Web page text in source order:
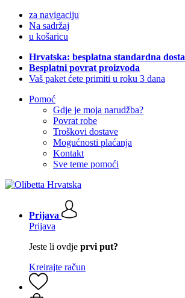
za navigaciju
Na sadržaj
u košaricu
Hrvatska: besplatna standardna
Besplatni povrat proizvoda
Vaš paket ćete primiti u roku 3 dana
Pomoć
Gdje je moja narudžba?
Povrat robe
Troškovi dostave
Mogućnosti plaćanja
Kontakt
Sve teme pomoći
Prijava
Prijava
Jeste li ovdje prvi put?
Kreirajte račun